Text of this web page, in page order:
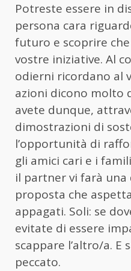
Potreste essere in
persona cara
futuro e scoprire
vostre iniziative. Al
odierni ricordano al
azioni dicono molto
avete dunque,
dimostrazioni di
l’opportunità di
gli amici cari e i
il partner vi farà una
proposta che
appagati. Soli: se
evitate di essere
scappare l’altro/a. E
peccato.